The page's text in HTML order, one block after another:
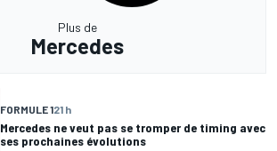
Plus de
Mercedes
FORMULE 121 h
Mercedes ne veut pas se tromper de timing avec
ses prochaines évolutions